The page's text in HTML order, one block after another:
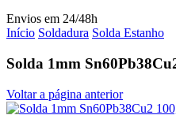
Envios em 24/48h
Início Soldadura Solda Estanho
Solda 1mm
Voltar a página anterior